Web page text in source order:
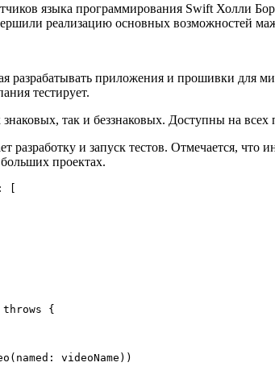
языка программирования Swift Холли
реализацию основных возможностей
разрабатывать приложения и прошивки для
тестирует.
так и беззнаковых. Доступны на всех
разработку и запуск тестов. Отмечается,
проектах.
[
throws {
videoName))